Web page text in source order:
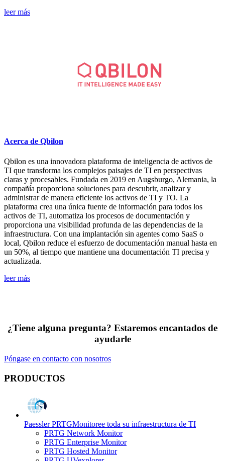
leer más
Acerca de Qbilon
Qbilon es una innovadora plataforma de inteligencia de activos de
TI que transforma los complejos paisajes de TI en perspectivas
claras y procesables. Fundada en 2019 en Augsburgo, Alemania, la
compañía proporciona soluciones para descubrir, analizar y
administrar de manera eficiente los activos de TI y TO. La
plataforma crea una única fuente de información para todos los
activos de TI, automatiza los procesos de documentación y
proporciona una visibilidad profunda de las dependencias de la
infraestructura. Con una implantación sin agentes como SaaS o
local, Qbilon reduce el esfuerzo de documentación manual hasta en
un 50%, al tiempo que mantiene una documentación TI precisa y
actualizada.
leer más
¿Tiene alguna pregunta? Estaremos encantados de
ayudarle
Póngase en contacto con nosotros
PRODUCTOS
Paessler PRTGMonitoree toda su infraestructura de TI
PRTG Network Monitor
PRTG Enterprise Monitor
PRTG Hosted Monitor